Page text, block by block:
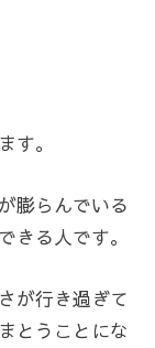
す。
膨らんでいる
きる人です。
が行き過ぎて
とうことにな